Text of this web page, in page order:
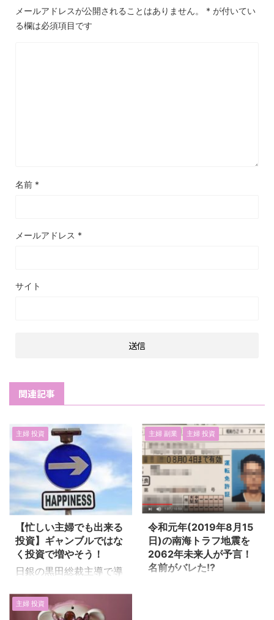
メールアドレスが公開されることはありません。 * が付いてい
る欄は必須項目です
名前 *
メールアドレス *
サイト
関連記事
主婦 投資
【忙しい主婦でも出来る
投資】ギャンブルではな
く投資で増やそう！
日銀の黒田総裁主導で導
煽りを受け、 銀行の普通
預金にお金を預けていて
主婦 副業 主婦 投資
令和元年(2019年8月15
日)の南海トラフ地震を
2062年未来人が予言！
名前がバレた!?
主婦 投資